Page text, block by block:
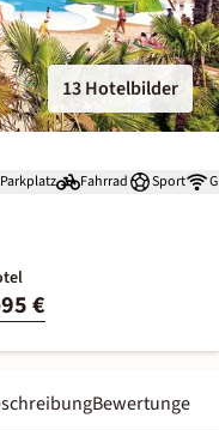
13 Hotelbilder
Parkplatz Fahrrad Sport
95 €
Bewertungen